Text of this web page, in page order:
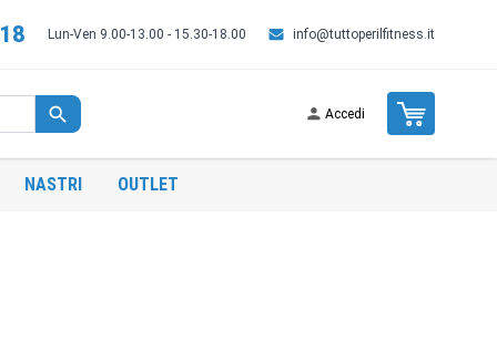
Lun-Ven 9.00-13.00 - 15.30-18.00 info@tuttoperilfitness.it
Accedi Cart
NASTRI OUTLET